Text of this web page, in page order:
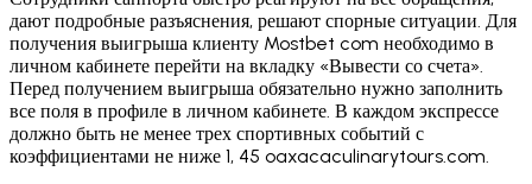
дают подробные разъяснения, решают спорные ситуации. Для
получения выигрыша клиенту Mostbet com необходимо в
личном кабинете перейти на вкладку «Вывести со счета».
Перед получением выигрыша обязательно нужно заполнить
все поля в профиле в личном кабинете. В каждом экспрессе
должно быть не менее трех спортивных событий с
коэффициентами не ниже 1, 45 oaxacaculinarytours.com.